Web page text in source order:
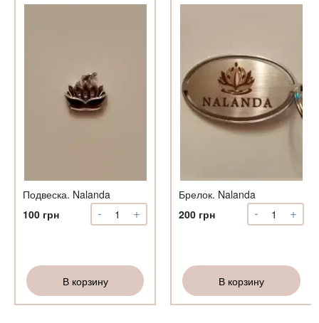
Подвеска. Nalanda
100 грн -
Количество
Подвеска.
+
В корзину
Брелок. Nalanda
200 грн -
Количество
Брелок.
+
В корзину